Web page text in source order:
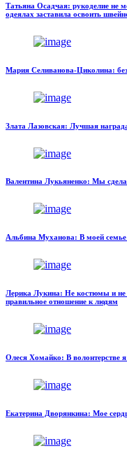
Татьяна Осадчая: рукоделие не
одеялах заставила освоить
Мария Селиванова-Циколина:
Злата Лазовская: Лучшая
Валентина Лукьяненко: Мы
Альбина Муханова: В моей семье
Лерика Лукина: Не костюмы и не
правильное отношение к людям
Олеся Хомайко: В волонтерстве я
Екатерина Дворянкина: Мое